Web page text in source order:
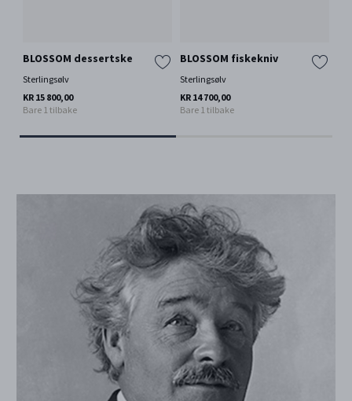
BLOSSOM dessertske
Sterlingsølv
KR 15 800,00
Bare 1 tilbake
BLOSSOM fiskekniv
Sterlingsølv
KR 14 700,00
Bare 1 tilbake